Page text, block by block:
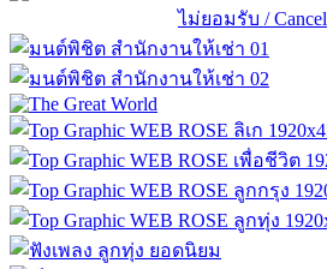
ไม่ยอมรับ / Cancel